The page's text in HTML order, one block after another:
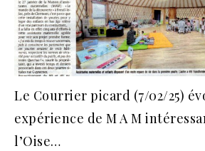
Le Courrier picard (7/02/25)
expérience de M A M
l’Oise…